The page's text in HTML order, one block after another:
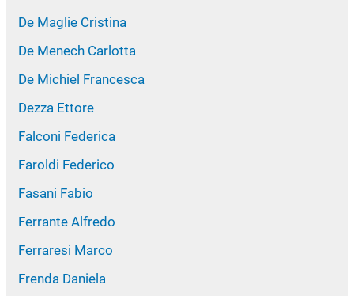
De Maglie Cristina
De Menech Carlotta
De Michiel Francesca
Dezza Ettore
Falconi Federica
Faroldi Federico
Fasani Fabio
Ferrante Alfredo
Ferraresi Marco
Frenda Daniela